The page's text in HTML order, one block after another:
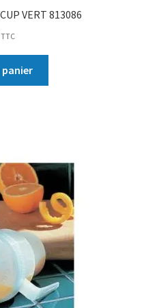
VERT 813086
TTC